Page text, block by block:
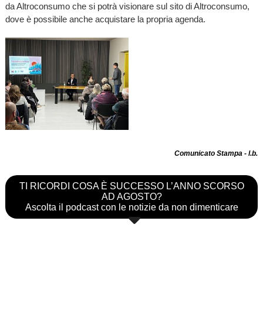
da Altroconsumo che si potrà visionare sul sito di Altroconsumo,
dove è possibile anche acquistare la propria agenda.
Comunicato Stampa - l.b.
TI RICORDI COSA È SUCCESSO L’ANNO SCORSO
AD AGOSTO?
Ascolta il podcast con le notizie da non dimenticare